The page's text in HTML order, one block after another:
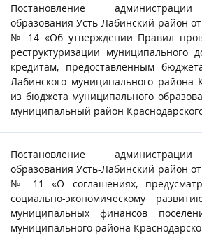
Постановление
образования Усть-Лабинский район
№ 14 «Об утверждении Правил
реструктуризации муниципального
кредитам, предоставленным
Лабинского муниципального района
из бюджета муниципального
муниципальный район
Постановление
образования Усть-Лабинский район
№ 11 «О соглашениях,
социально-экономическому
муниципальных финансов
муниципального района